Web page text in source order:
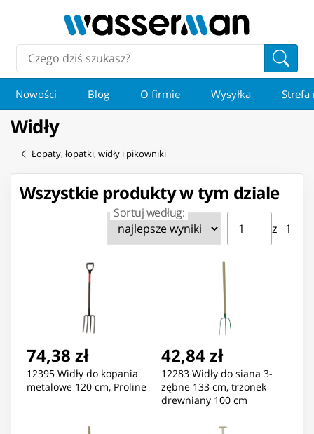
Nowości Blog O firmie Wysyłka Strefa
Widły
Łopaty, łopatki, widły i pikowniki
Wszystkie produkty w tym dziale
Sortuj według: Strona ⁨1⁩ z ⁨1⁩
z ⁨1⁩
Przejdź do strony
74,38 zł
12395 Widły do kopania
metalowe 120 cm, Proline
42,84 zł
12283 Widły do siana 3-
zębne 133 cm, trzonek
drewniany 100 cm